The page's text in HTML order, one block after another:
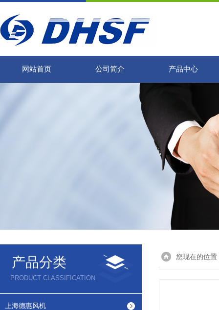
网站首页 公司简介 产品中心
产品分类
PRODUCT CLASSIFICATION
上海德惠风机
您现在的位置